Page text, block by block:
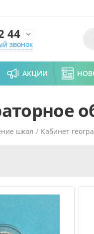
44 
звонок
АКЦИИ
школ / Кабинет